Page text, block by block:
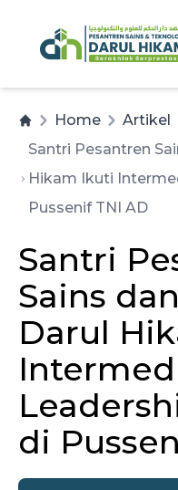
Home
Artikel
Santri Pesantren
Hikam Ikuti
Pussenif TNI AD
Santri
Sains
Darul
di